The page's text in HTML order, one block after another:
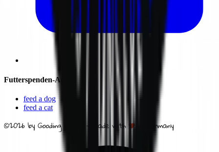
Futterspenden-Apps
feed a dog
feed a cat